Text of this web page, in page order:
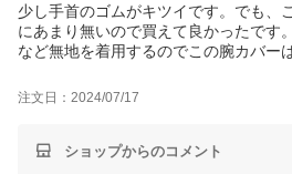
少し手首のゴムがキツイです。でも、
にあまり無いので買えて良かったです
など無地を着用するのでこの腕カバー
注文日：2024/07/17
ショップからのコメント